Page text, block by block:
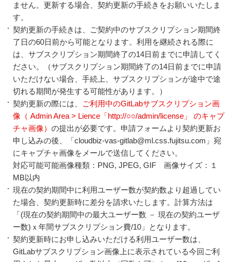
ません。更新する場合、契約更新の手続きをお願いいたしま
す。
契約更新の手続きは、ご契約中のサブスクリプション期間終
了日の60日前から可能となります。利用を継続される際に
は、サブスクリプション期間終了の14日前までに申請してく
ださい。（サブスクリプション期間終了の14日前までに申請
いただけない場合、手続上、サブスクリプションが途中で途
切れる期間が発生する可能性があります。）
契約更新の際には、
ご利用中のGitLabサブスクリプション画
像（ Admin Area > Lience「http://○○/admin/license」 のキャプ
チャ画像） の提出が必要です。申請フォームより契約更新お
申し込みの後、「cloudbiz-vas-gitlab@ml.css.fujitsu.com」宛
にキャプチャ画像をメールで送信してください。
対応可能可能画像種類：PNG, JPEG, GIF 画像サイズ：１
MB以内
現在の契約期間中に利用ユーザー数が契約数より超過してい
た場合、契約更新時に差分を請求いたします。計算方法は
「(現在の契約期間中の最大ユーザー数 － 現在の契約ユーザ
ー数)ｘ年間サブスクリプション費/10」となります。
契約更新時にお申し込みいただける利用ユーザー数は、
GitLabサブスクリプション画像上に表示されている今回ご利